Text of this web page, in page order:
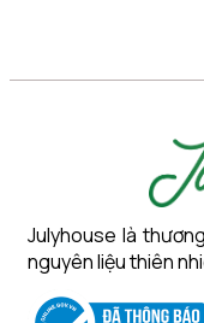
Julyhouse là
nguyên liệu thiên